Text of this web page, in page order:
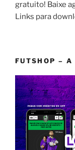
gratuito! Baixe
Links para
FUTSHOP – A